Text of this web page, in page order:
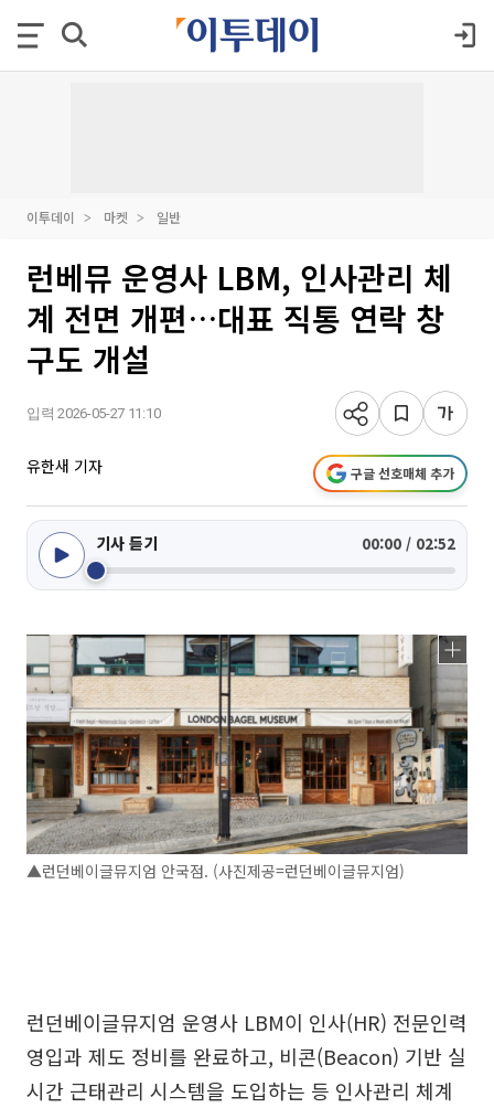
이투데이 마켓 일반
런베뮤 운영사 LBM, 인사관리 체
계 전면 개편…대표 직통 연락 창
구도 개설
입력 2026-05-27 11:10
유한새 기자 구글 선호매체 추가
기사 듣기 00:00 / 02:52
▲런던베이글뮤지엄 안국점. (사진제공=런던베이글뮤지엄)
런던베이글뮤지엄 운영사 LBM이 인사(HR) 전문인력
영입과 제도 정비를 완료하고, 비콘(Beacon) 기반 실
시간 근태관리 시스템을 도입하는 등 인사관리 체계